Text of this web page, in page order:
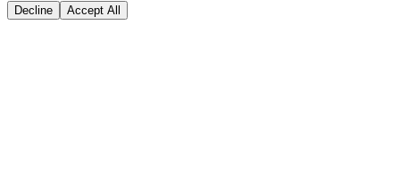
Decline Accept All